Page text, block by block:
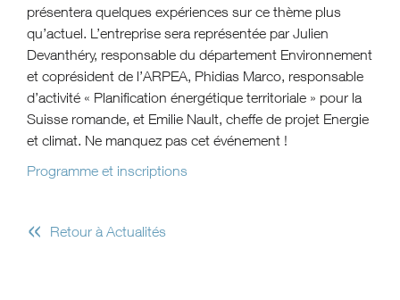
présentera quelques expériences sur ce thème plus
qu’actuel. L’entreprise sera représentée par Julien
Devanthéry, responsable du département Environnement
et coprésident de l’ARPEA, Phidias Marco, responsable
d’activité « Planification énergétique territoriale » pour la
Suisse romande, et Emilie Nault, cheffe de projet Energie
et climat. Ne manquez pas cet événement !
Programme et inscriptions
« Retour à Actualités